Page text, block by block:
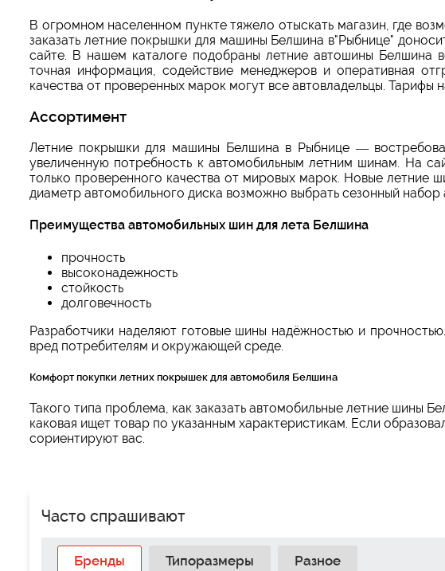
В огромном населенном пункте тяжело отыскать магазин, где
заказать летние покрышки для машины Белшина в"Рыбнице"
сайте. В нашем каталоге подобраны летние автошины Белшина
точная информация, содействие менеджеров и оперативная
качества от проверенных марок могут все автовладельцы.
Ассортимент
Летние покрышки для машины Белшина в Рыбнице —
увеличенную потребность к автомобильным летним шинам. На
только проверенного качества от мировых марок. Новые
диаметр автомобильного диска возможно выбрать сезонный
Преимущества автомобильных шин для лета Белшина
прочность
высоконадежность
стойкость
долговечность
Разработчики наделяют готовые шины надёжностью и
вред потребителям и окружающей среде.
Комфорт покупки летних покрышек для автомобиля Белшина
Такого типа проблема, как заказать автомобильные летние шины
каковая ищет товар по указанным характеристикам. Если
сориентируют вас.
Часто спрашивают
Бренды Типоразмеры Разное